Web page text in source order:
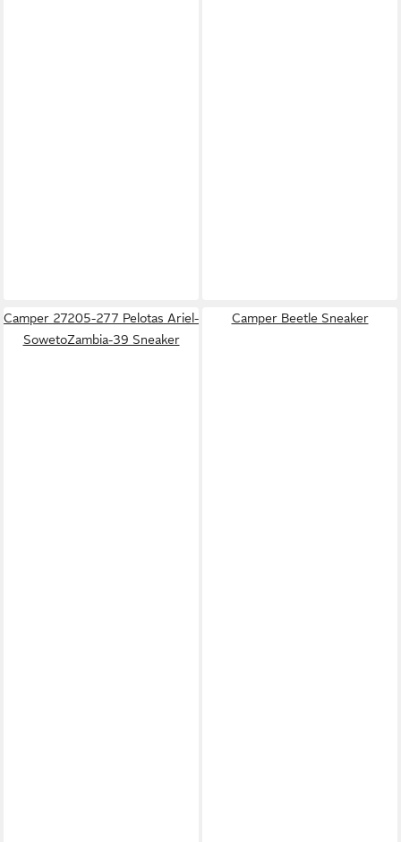
Camper 27205-277 Pelotas Ariel-
SowetoZambia-39 Sneaker
Camper Beetle Sneaker